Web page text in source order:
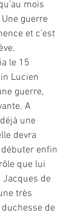
mois
Une guerre
et c’est
le 15
Lucien
guerre,
A
une
devra
enfin
que lui
de
très
de